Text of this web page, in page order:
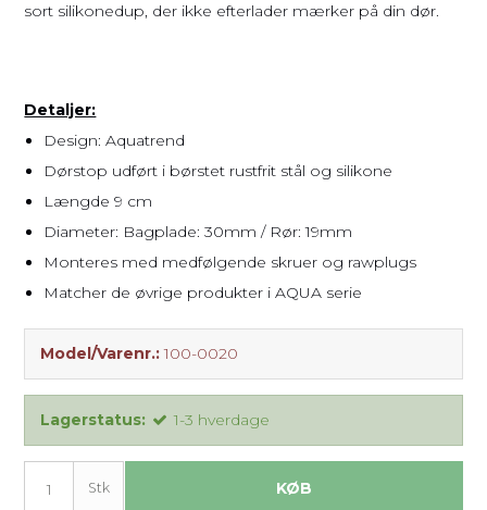
sort silikonedup, der ikke efterlader mærker på din dør.
Detaljer:
Design: Aquatrend
Dørstop udført i børstet rustfrit stål og silikone
Længde 9 cm
Diameter: Bagplade: 30mm / Rør: 19mm
Monteres med medfølgende skruer og rawplugs
Matcher de øvrige produkter i AQUA serie
Model/Varenr.: 100-0020
Lagerstatus: 1-3 hverdage
Stk KØB